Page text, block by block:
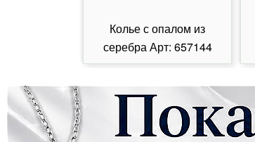
Колье с опалом из
серебра Арт: 657144